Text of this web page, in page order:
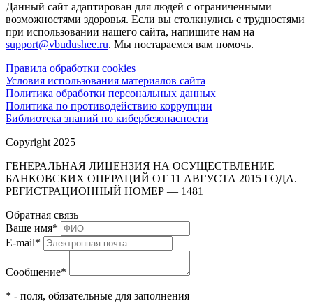
Данный сайт адаптирован для людей с ограниченными
возможностями здоровья. Если вы столкнулись с трудностями
при использовании нашего сайта, напишите нам на
support@vbudushee.ru. Мы постараемся вам помочь.
Правила обработки cookies
Условия использования материалов сайта
Политика обработки персональных данных
Политика по противодействию коррупции
Библиотека знаний по кибербезопасности
Copyright 2025
ГЕНЕРАЛЬНАЯ ЛИЦЕНЗИЯ НА ОСУЩЕСТВЛЕНИЕ
БАНКОВСКИХ ОПЕРАЦИЙ ОТ 11 АВГУСТА 2015 ГОДА.
РЕГИСТРАЦИОННЫЙ НОМЕР — 1481
Обратная связь
Ваше имя*
E-mail*
Сообщение*
* - поля, обязательные для заполнения